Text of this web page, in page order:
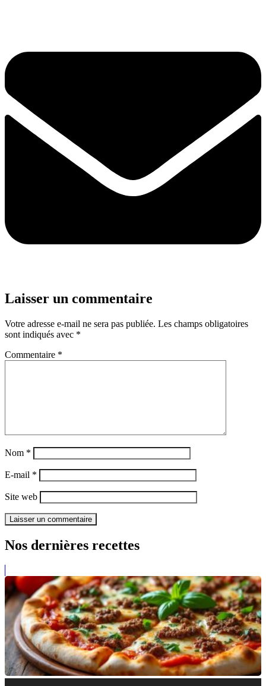
Laisser un commentaire
Votre adresse e-mail ne sera pas publiée. Les champs obligatoires
sont indiqués avec *
Commentaire *
Nom *
E-mail *
Site web
Nos dernières recettes